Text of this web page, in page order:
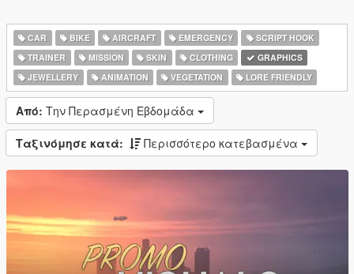
CAR BIKE AIRCRAFT EMERGENCY
SCRIPT HOOK
TRAINER
MISSION SKIN CLOTHING
GRAPHICS
JEWELLERY
ANIMATION VEGETATION LORE FRIENDLY
Από: Την Περασμένη Εβδομάδα
Ταξινόμησε κατά: Περισσότερο κατεβασμένα